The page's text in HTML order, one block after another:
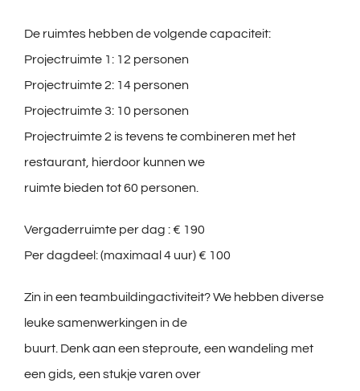
De ruimtes hebben de volgende capaciteit:
Projectruimte 1: 12 personen
Projectruimte 2: 14 personen
Projectruimte 3: 10 personen
Projectruimte 2 is tevens te combineren met het
restaurant, hierdoor kunnen we
ruimte bieden tot 60 personen.
Vergaderruimte per dag : € 190
Per dagdeel: (maximaal 4 uur) € 100
Zin in een teambuildingactiviteit? We hebben diverse
leuke samenwerkingen in de
buurt. Denk aan een steproute, een wandeling met
een gids, een stukje varen over